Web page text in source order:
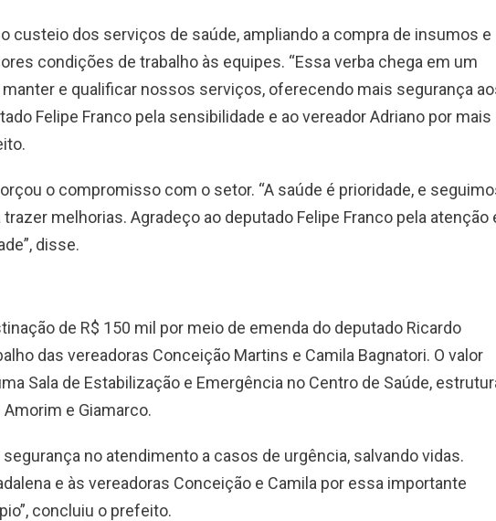
custeio dos serviços de saúde, ampliando a compra de insumos e
condições de trabalho às equipes. “Essa verba chega em um
e qualificar nossos serviços, oferecendo mais segurança
Felipe Franco pela sensibilidade e ao vereador Adriano por mais
o compromisso com o setor. “A saúde é prioridade, e
melhorias. Agradeço ao deputado Felipe Franco pela atenção
disse.
de R$ 150 mil por meio de emenda do deputado Ricardo
das vereadoras Conceição Martins e Camila Bagnatori. O valor
Sala de Estabilização e Emergência no Centro de Saúde,
e Giamarco.
segurança no atendimento a casos de urgência, salvando vidas.
e às vereadoras Conceição e Camila por essa importante
concluiu o prefeito.